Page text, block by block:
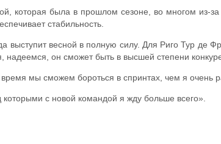
которая была в прошлом сезоне, во многом из-за
стабильность.
выступит весной в полную силу. Для Риго Тур де
он сможет быть в высшей степени
мы сможем бороться в спринтах, чем я очень
с новой командой я жду больше всего».